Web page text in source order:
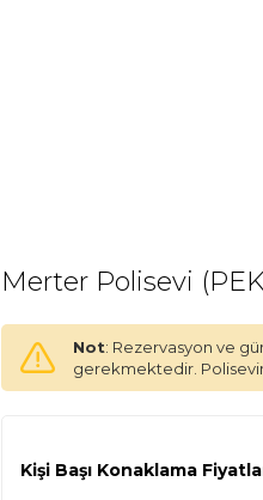
Merter Polisevi
Not: Rezervasyon ve
gerekmektedir.
Kişi Başı Konaklama